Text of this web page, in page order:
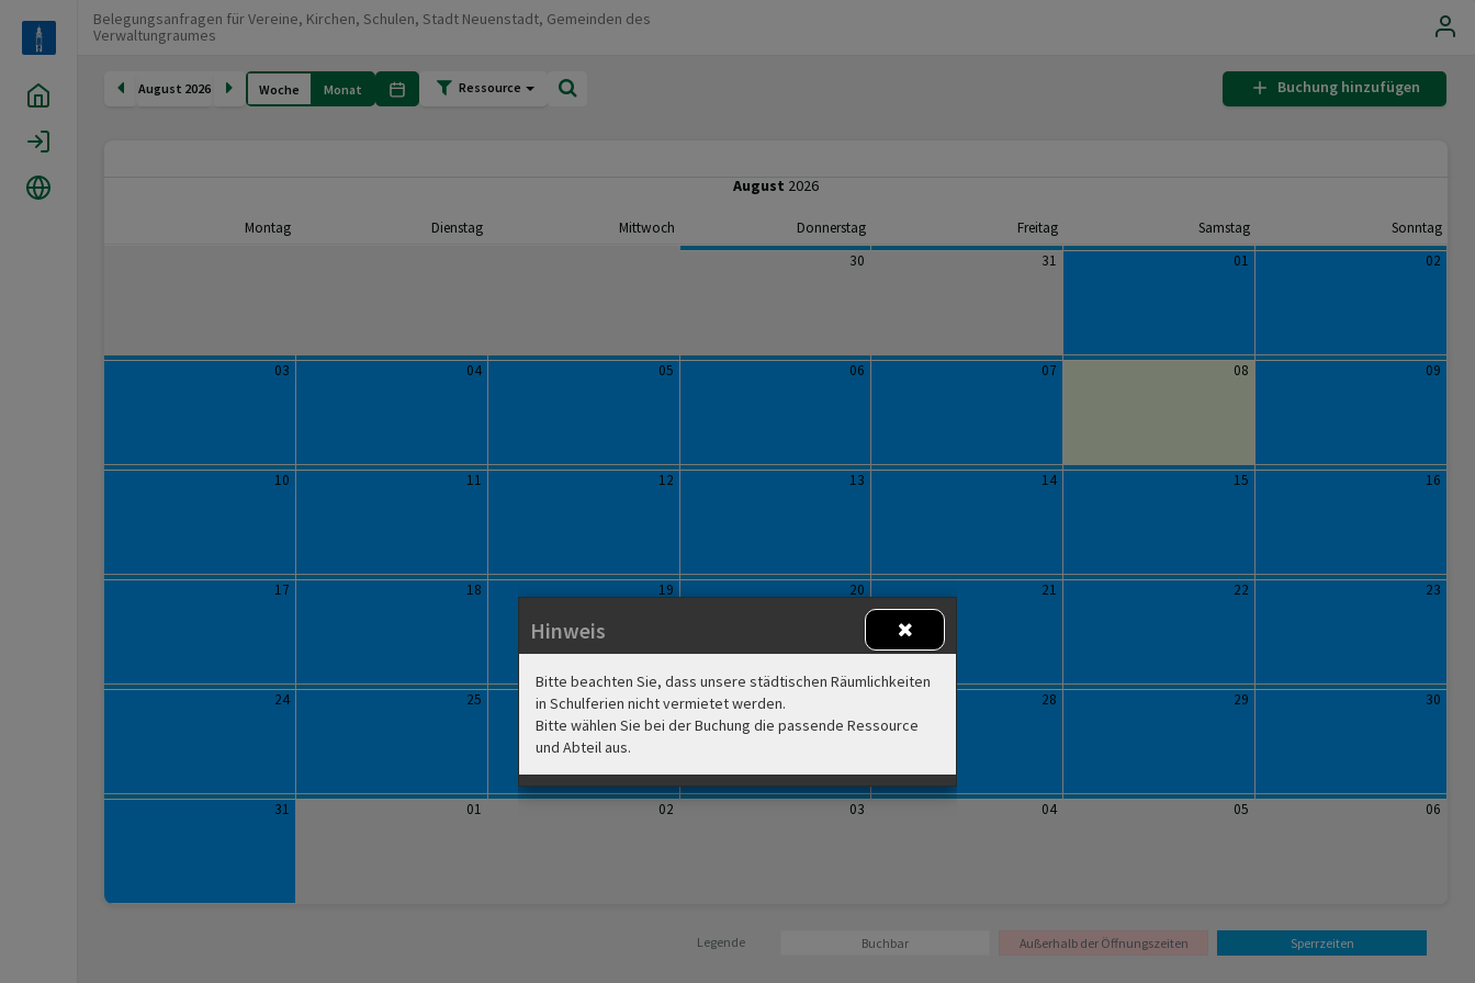
Home
Belegungsanfragen für Vereine, Kirchen, Schulen, Stadt Neuenstadt, Gemeinden des
Verwaltungraumes
August 2026 Woche Monat Ressource Buchung hinzufügen
August 2026
Montag Dienstag Mittwoch Donnerstag Freitag Samstag Sonntag
03
10
17
24
31
04
11
18
25
01
05
12
19
26
02
30
06
13
20
03
31
07
14
21
28
04
01
08
15
22
29
05
02
09
16
23
30
06
Legende Buchbar Außerhalb der Öffnungszeiten Sperrzeiten
Hinweis
Bitte beachten Sie, dass unsere städtischen Räumlichkeiten
in Schulferien nicht vermietet werden.
Bitte wählen Sie bei der Buchung die passende Ressource
und Abteil aus.